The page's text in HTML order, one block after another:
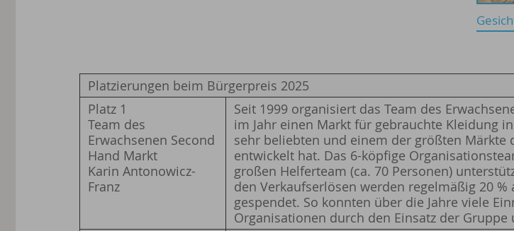
Platzierungen beim Bürgerpreis 2025
Platz 1
Team des
Erwachsenen Second
Hand Markt
Karin Antonowicz-
Franz
Seit 1999 organisiert das Team des
im Jahr einen Markt für gebrauchte Kleidung
sehr beliebten und einem der größten Märkte
entwickelt hat. Das 6-köpfige
großen Helferteam (ca. 70 Personen)
den Verkaufserlösen werden regelmäßig 20 %
gespendet. So konnten über die Jahre viele
Organisationen durch den Einsatz der